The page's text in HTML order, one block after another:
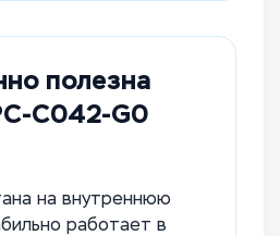
полезна
C042-G0
на внутреннюю
работает в